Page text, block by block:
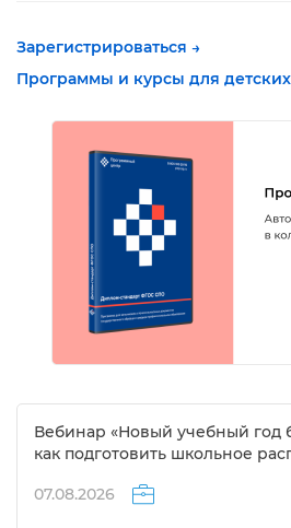
Зарегистрироваться →
Программы и курсы для детских
ебинар «Новый учебный год
как подготовить школьное
07.08.2026